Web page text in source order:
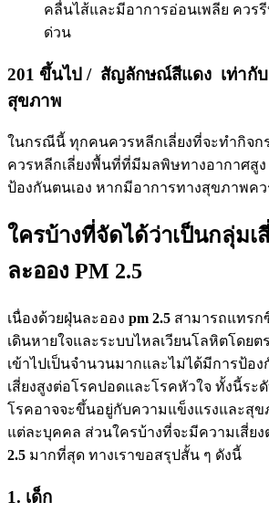
คลื่นไส้และมีอาการอ่อนเพลีย ควร
ด่วน
201 ขึ้นไป / สัญลักษณ์สีแดง เท่ากั
สุขภาพ
ในกรณีนี้ ทุกคนควรหลีกเลี่ยงที่จะทำกิจก
ควรหลีกเลี่ยงพื้นที่ที่มีมลพิษทางอากาศสู
ป้องกันตนเอง หากมีอาการทางสุขภาพค
ใครบ้างที่จัดได้ว่าเป็นกลุ่มเ
ละออง PM 2.5
เนื่องด้วยฝุ่นละออง pm 2.5 สามารถแทรก
เดินหายใจและระบบไหลเวียนโลหิตโดยต
เข้าไปเป็นจำนวนมากและไม่ได้มีการป้อ
เสี่ยงสูงต่อโรคปอดและโรคหัวใจ ทั้งนี้ระ
โรคอาจจะขึ้นอยู่กับความแข็งแรงและสุข
แต่ละบุคคล ส่วนใครบ้างที่จะมีความเสี่ย
2.5 มากที่สุด ทางเราขอสรุปสั้น ๆ ดังนี้
1. เด็ก